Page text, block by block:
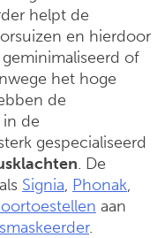
helpt de
en hierdoor
of
het hoge
de
de
gespecialiseerd
. De
Signia, Phonak,
aan
.